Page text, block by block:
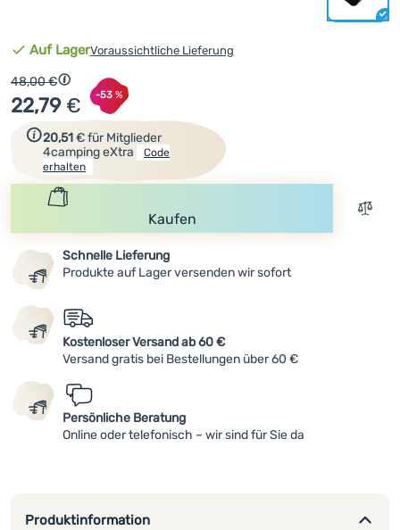
Anmelden /
Registrieren
Verfügbarkeit
Auf LagerVoraussichtliche Lieferung
Ursprünglicher Preis
48,00€ Rabatt berechnet vom niedrigsten Preis 30 Tage vor der
Rabatt
-53%
22,79 €
Zum Erhalt des Rabattcodes einfach registrieren.
20,51€für Mitglieder
4camping eXtra
Code
erhalten
Kaufen Zum
Schnelle Lieferung
Produkte auf Lager versenden wir sofort
Kostenloser Versand ab 60 €
Versand gratis bei Bestellungen über 60 €
Persönliche Beratung
Online oder telefonisch – wir sind für Sie da
Produktinformation